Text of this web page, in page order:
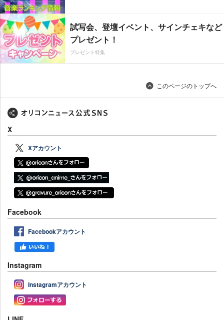
試写会、登壇イベント、サインチェキなど
プレゼント！
プレゼント特集
このページのトップへ
X
Xアカウント
Facebook
Facebookアカウント
Instagram
Instagramアカウント